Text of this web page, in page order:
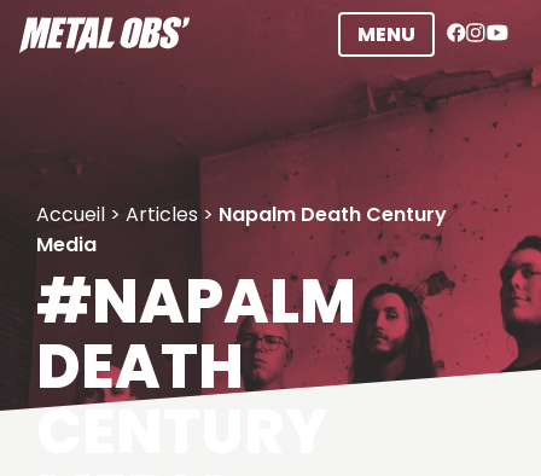
Aller
au
MENU
Accueil > Articles > Napalm Death Century
Media
#NAPALM
DEATH
CENTURY